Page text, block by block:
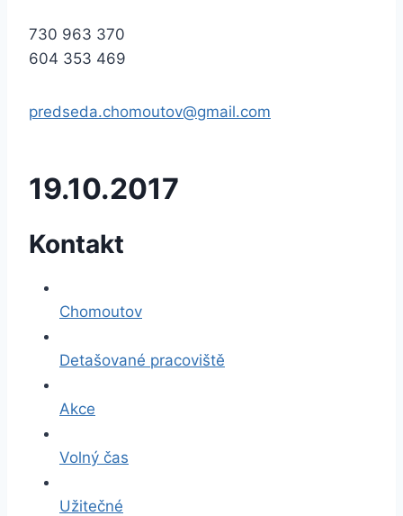
730 963 370
604 353 469
predseda.chomoutov@gmail.com
19.10.2017
Kontakt
Chomoutov
Detašované pracoviště
Akce
Volný čas
Užitečné